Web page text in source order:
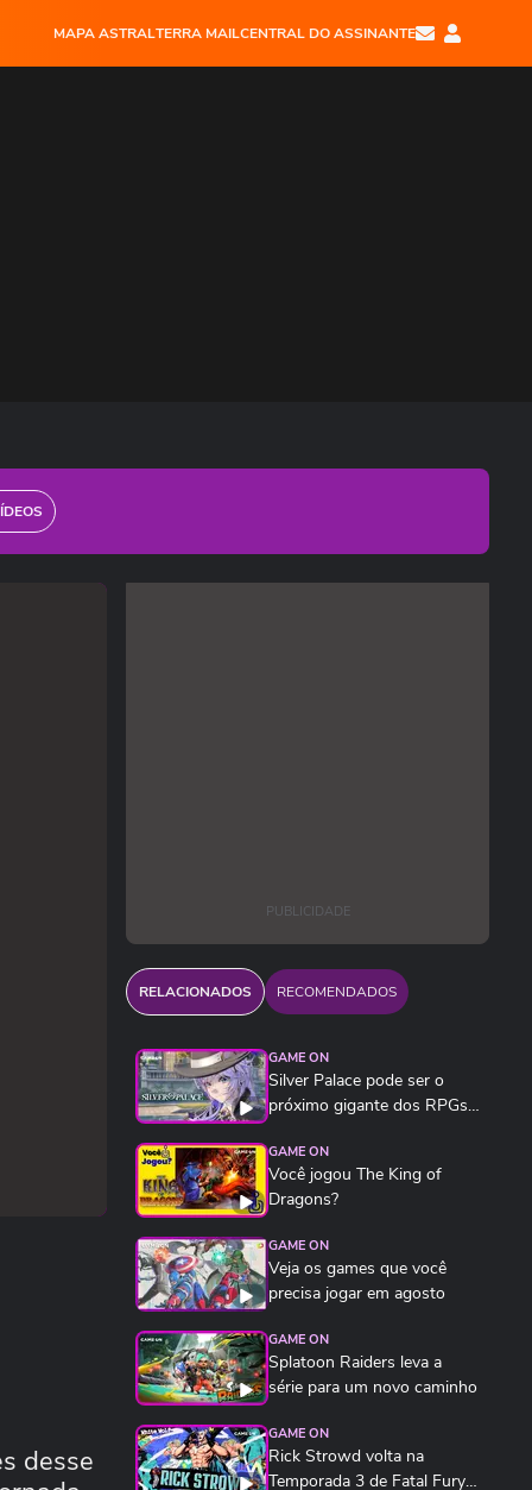
MAPA ASTRALTERRA MAILCENTRAL DO ASSINANTE
desse
PUBLICIDADE
RELACIONADOS RECOMENDADOS
GAME ON
Silver Palace pode ser o
próximo gigante dos RPGs
GAME ON
Você jogou The King of
Dragons?
GAME ON
Veja os games que você
precisa jogar em agosto
GAME ON
Splatoon Raiders leva a
série para um novo caminho
GAME ON
Rick Strowd volta na
Temporada 3 de Fatal Fury: